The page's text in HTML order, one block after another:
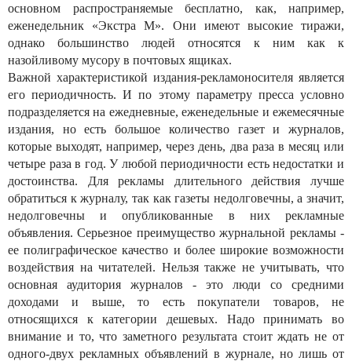
основном распространяемые бесплатно, как, например,
еженедельник «Экстра М». Они имеют высокие тиражи,
однако большинство людей относятся к ним как к
назойливому мусору в почтовых ящиках.
Важной характеристикой издания-рекламоносителя является
его периодичность. И по этому параметру пресса условно
подразделяется на ежедневные, еженедельные и ежемесячные
издания, но есть большое количество газет и журналов,
которые выходят, например, через день, два раза в месяц или
четыре раза в год. У любой периодичности есть недостатки и
достоинства. Для рекламы длительного действия лучше
обратиться к журналу, так как газеты недолговечны, а значит,
недолговечны и опубликованные в них рекламные
объявления. Серьезное преимущество журнальной рекламы -
ее полиграфическое качество и более широкие возможности
воздействия на читателей. Нельзя также не учитывать, что
основная аудитория журналов - это люди со средними
доходами и выше, то есть покупатели товаров, не
относящихся к категории дешевых. Надо принимать во
внимание и то, что заметного результата стоит ждать не от
одного-двух рекламных объявлений в журнале, но лишь от